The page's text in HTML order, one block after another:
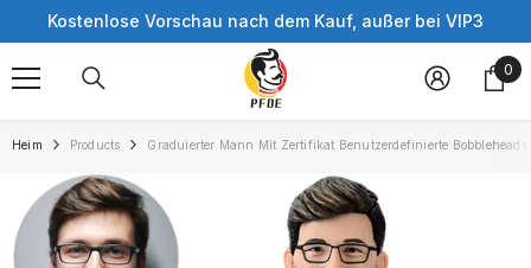
Skip to content
Kostenlose Vorschau nach dem Kauf, außer bei VIP3
0
0
Heim Products Graduierter Mann Mit Zertifikat Benutzerdefinierte